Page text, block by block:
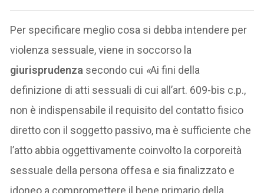
Per specificare meglio cosa si debba intendere per
violenza sessuale, viene in soccorso la
giurisprudenza secondo cui «Ai fini della
definizione di atti sessuali di cui all’art. 609-bis c.p.,
non è indispensabile il requisito del contatto fisico
diretto con il soggetto passivo, ma è sufficiente che
l’atto abbia oggettivamente coinvolto la corporeità
sessuale della persona offesa e sia finalizzato e
idoneo a compromettere il bene primario della